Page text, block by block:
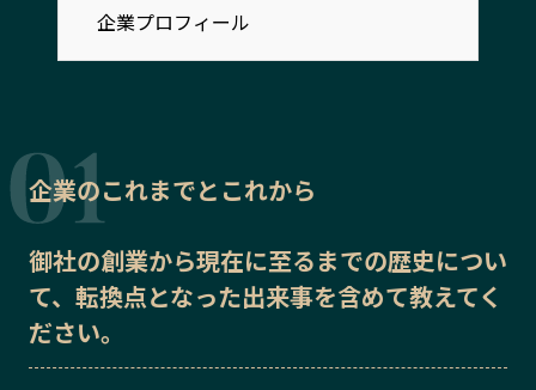
MILCプロジェクト
Sporkle
「人」から探す
記事ライター
企業プロフィール
企業のこれまでとこれから
御社の創業から現在に至るまでの歴史につい
て、転換点となった出来事を含めて教えてく
ださい。